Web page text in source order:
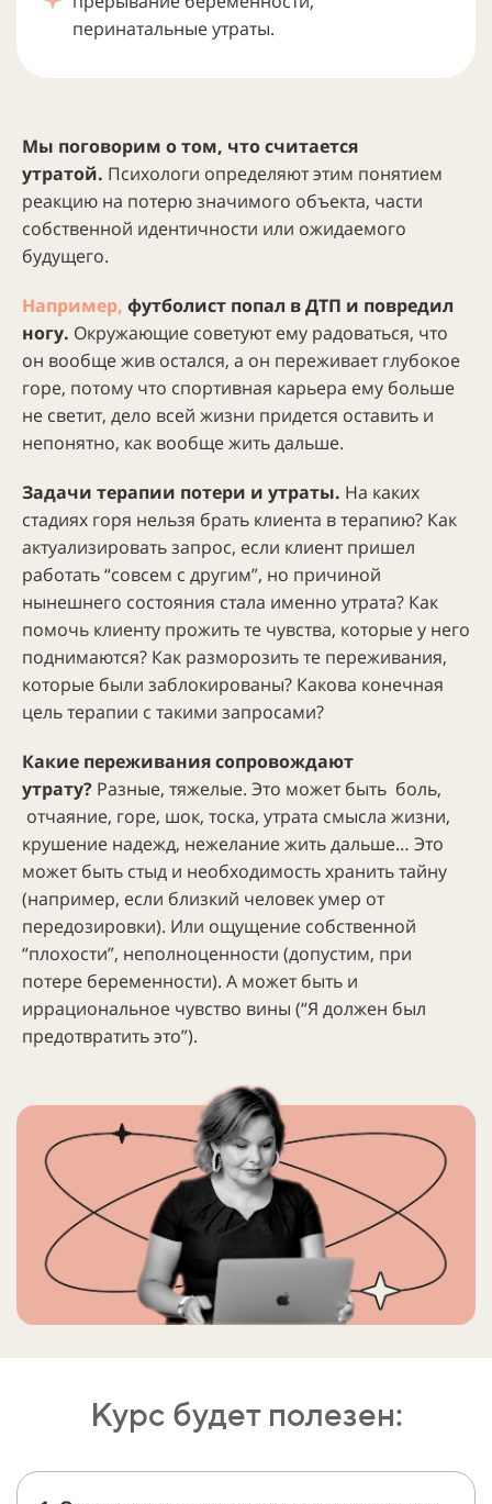
перинатальные утраты.
Мы поговорим о том, что считается
утратой. Психологи определяют этим понятием
реакцию на потерю значимого объекта, части
собственной идентичности или ожидаемого
будущего.
Например, футболист попал в ДТП и повредил
ногу. Окружающие советуют ему радоваться, что
он вообще жив остался, а он переживает глубокое
горе, потому что спортивная карьера ему больше
не светит, дело всей жизни придется оставить и
непонятно, как вообще жить дальше.
Задачи терапии потери и утраты. На каких
стадиях горя нельзя брать клиента в терапию? Как
актуализировать запрос, если клиент пришел
работать “совсем с другим”, но причиной
нынешнего состояния стала именно утрата? Как
помочь клиенту прожить те чувства, которые у него
поднимаются? Как разморозить те переживания,
которые были заблокированы? Какова конечная
цель терапии с такими запросами?
Какие переживания сопровождают
утрату? Разные, тяжелые. Это может быть боль,
отчаяние, горе, шок, тоска, утрата смысла жизни,
крушение надежд, нежелание жить дальше… Это
может быть стыд и необходимость хранить тайну
(например, если близкий человек умер от
передозировки). Или ощущение собственной
“плохости”, неполноценности (допустим, при
потере беременности). А может быть и
иррациональное чувство вины (“Я должен был
предотвратить это”).
Курс будет полезен: